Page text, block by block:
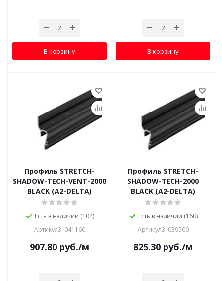
В корзину В корзину
Профиль STRETCH-
SHADOW-TECH-VENT-2000
BLACK (A2-DELTA)
Есть в наличии (104)
Артикул3: 041160
907.80 руб./м
Профиль STRETCH-
SHADOW-TECH-2000
BLACK (A2-DELTA)
Есть в наличии (160)
Артикул3: 039509
825.30 руб./м